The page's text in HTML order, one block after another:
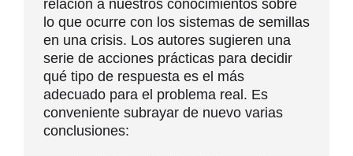
relación a nuestros conocimientos sobre
lo que ocurre con los sistemas de semillas
en una crisis. Los autores sugieren una
serie de acciones prácticas para decidir
qué tipo de respuesta es el más
adecuado para el problema real. Es
conveniente subrayar de nuevo varias
conclusiones: